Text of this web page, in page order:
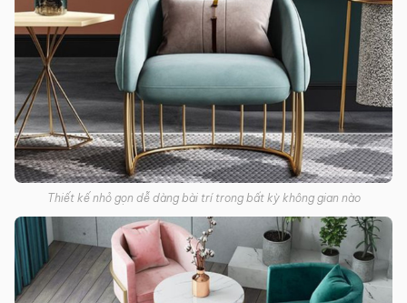
Thiết kế nhỏ gọn dễ dàng bài trí trong bất kỳ không gian nào